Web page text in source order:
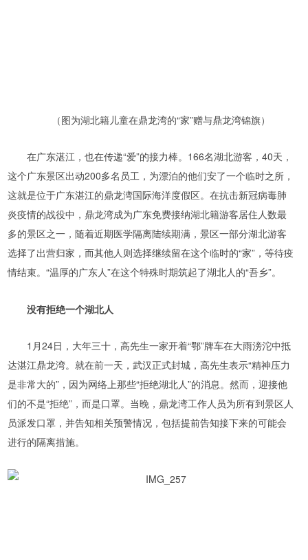
（图为湖北籍儿童在鼎龙湾的“家”赠与鼎龙湾锦旗）
在广东湛江，也在传递“爱”的接力棒。166名湖北游客，40天，
这个广东景区出动200多名员工，为漂泊的他们安了一个临时之所，
这就是位于广东湛江的鼎龙湾国际海洋度假区。在抗击新冠病毒肺
炎疫情的战役中，鼎龙湾成为广东免费接纳湖北籍游客居住人数最
多的景区之一，随着近期医学隔离陆续期满，景区一部分湖北游客
选择了出营归家，而其他人则选择继续留在这个临时的“家”，等待疫
情结束。“温厚的广东人”在这个特殊时期筑起了湖北人的“吾乡”。
没有拒绝一个湖北人
1月24日，大年三十，高先生一家开着“鄂”牌车在大雨滂沱中抵
达湛江鼎龙湾。就在前一天，武汉正式封城，高先生表示“精神压力
是非常大的”，因为网络上那些“拒绝湖北人”的消息。然而，迎接他
们的不是“拒绝”，而是口罩。当晚，鼎龙湾工作人员为所有到景区人
员派发口罩，并告知相关预警情况，包括提前告知接下来的可能会
进行的隔离措施。